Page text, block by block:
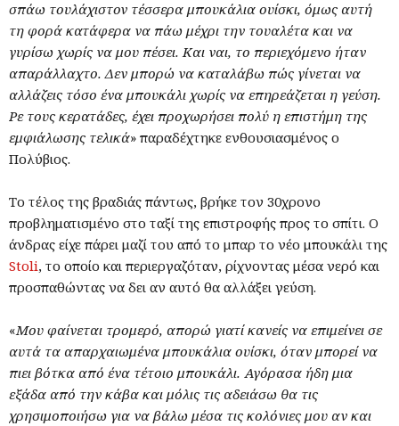
σπάω τουλάχιστον τέσσερα μπουκάλια ουίσκι, όμως αυτή
τη φορά κατάφερα να πάω μέχρι την τουαλέτα και να
γυρίσω χωρίς να μου πέσει. Και ναι, το περιεχόμενο ήταν
απαράλλαχτο. Δεν μπορώ να καταλάβω πώς γίνεται να
αλλάζεις τόσο ένα μπουκάλι χωρίς να επηρεάζεται η γεύση.
Ρε τους κερατάδες, έχει προχωρήσει πολύ η επιστήμη της
εμφιάλωσης τελικά» παραδέχτηκε ενθουσιασμένος ο
Πολύβιος.
Το τέλος της βραδιάς πάντως, βρήκε τον 30χρονο
προβληματισμένο στο ταξί της επιστροφής προς το σπίτι. Ο
άνδρας είχε πάρει μαζί του από το μπαρ το νέο μπουκάλι της
Stoli, το οποίο και περιεργαζόταν, ρίχνοντας μέσα νερό και
προσπαθώντας να δει αν αυτό θα αλλάξει γεύση.
«Μου φαίνεται τρομερό, απορώ γιατί κανείς να επιμείνει σε
αυτά τα απαρχαιωμένα μπουκάλια ουίσκι, όταν μπορεί να
πιει βότκα από ένα τέτοιο μπουκάλι. Αγόρασα ήδη μια
εξάδα από την κάβα και μόλις τις αδειάσω θα τις
χρησιμοποιήσω για να βάλω μέσα τις κολόνιες μου αν και